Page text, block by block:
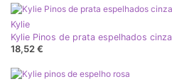
Kylie
Kylie Pinos de prata espelhados cinza
18,52 €